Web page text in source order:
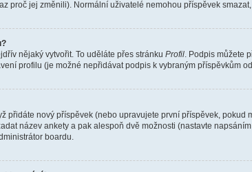
proč jej změnili). Normální uživatelé nemohou příspěvek
nějaký vytvořit. To uděláte přes stránku Profil. Podpis můžete
profilu (je možné nepřidávat podpis k vybraným příspěvkům
přidáte nový příspěvek (nebo upravujete první příspěvek, pokud
název ankety a pak alespoň dvě možnosti (nastavte
boardu.